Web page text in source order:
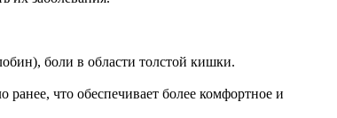
боли в области толстой кишки.
что обеспечивает более комфортное и